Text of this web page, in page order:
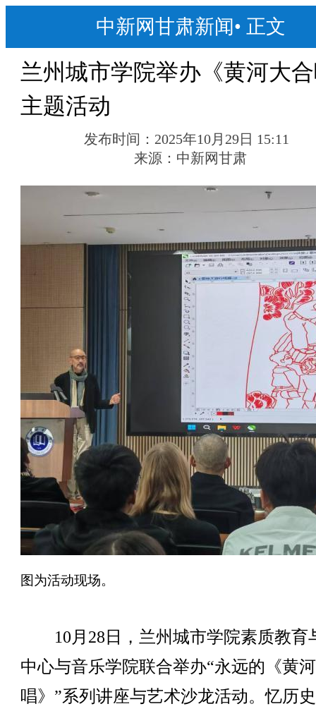
中新网甘肃新闻• 正文
兰州城市学院举办《黄河大
主题活动
发布时间： 2025年10月29日 15:11
来源： 中新网甘肃
图为活动现场。
10月28日，兰州城市学院素质教育
中心与音乐学院联合举办“永远的《黄
唱》”系列讲座与艺术沙龙活动。忆历